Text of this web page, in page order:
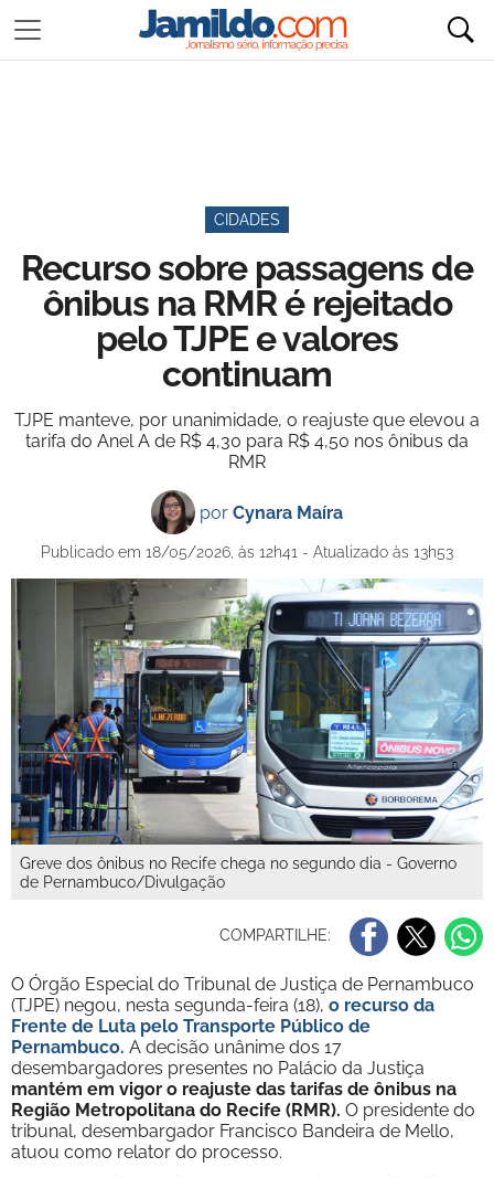
CIDADES
Recurso sobre passagens de
ônibus na RMR é rejeitado
pelo TJPE e valores
continuam
TJPE manteve, por unanimidade, o reajuste que elevou a
tarifa do Anel A de R$ 4,30 para R$ 4,50 nos ônibus da
RMR
por Cynara Maíra
Publicado em 18/05/2026, às 12h41 - Atualizado às 13h53
Greve dos ônibus no Recife chega no segundo dia - Governo
de Pernambuco/Divulgação
COMPARTILHE:
O Órgão Especial do Tribunal de Justiça de Pernambuco
(TJPE) negou, nesta segunda-feira (18), o recurso da
Frente de Luta pelo Transporte Público de
Pernambuco. A decisão unânime dos 17
desembargadores presentes no Palácio da Justiça
mantém em vigor o reajuste das tarifas de ônibus na
Região Metropolitana do Recife (RMR). O presidente do
tribunal, desembargador Francisco Bandeira de Mello,
atuou como relator do processo.